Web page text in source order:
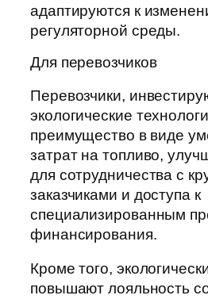
адаптируются к
регуляторной среды.
Для перевозчиков
Перевозчики,
экологические
преимущество в виде
затрат на топливо,
для сотрудничества с
заказчиками и доступа к
специализированным
финансирования.
Кроме того,
повышают лояльность